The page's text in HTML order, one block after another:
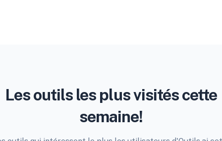
Les outils les plus visités cette
semaine!